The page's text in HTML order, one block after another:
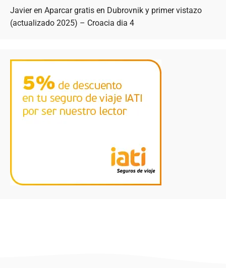
Javieren Aparcar gratis en Dubrovnik y primer vistazo
(actualizado 2025) – Croacia dia 4